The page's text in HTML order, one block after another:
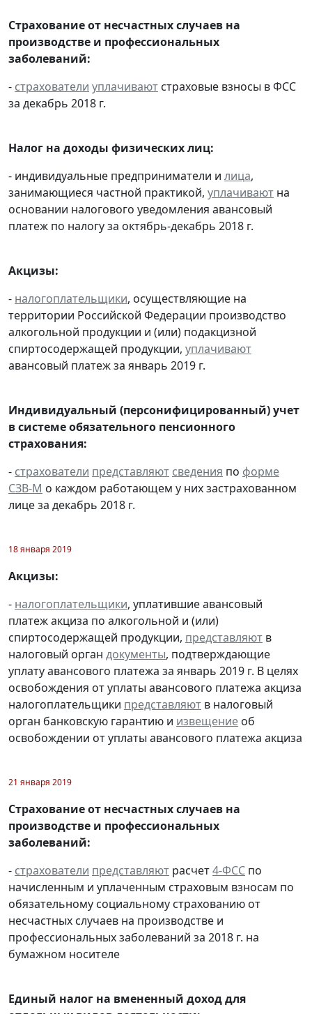
Страхование от несчастных случаев на
производстве и профессиональных
заболеваний:
- страхователи уплачивают страховые взносы в ФСС
за декабрь 2018 г.
Налог на доходы физических лиц:
- индивидуальные предприниматели и лица,
занимающиеся частной практикой, уплачивают на
основании налогового уведомления авансовый
платеж по налогу за октябрь-декабрь 2018 г.
Акцизы:
- налогоплательщики, осуществляющие на
территории Российской Федерации производство
алкогольной продукции и (или) подакцизной
спиртосодержащей продукции, уплачивают
авансовый платеж за январь 2019 г.
Индивидуальный (персонифицированный) учет
в системе обязательного пенсионного
страхования:
- страхователи представляют сведения по форме
СЗВ-М о каждом работающем у них застрахованном
лице за декабрь 2018 г.
18 января 2019
Акцизы:
- налогоплательщики, уплатившие авансовый
платеж акциза по алкогольной и (или)
спиртосодержащей продукции, представляют в
налоговый орган документы, подтверждающие
уплату авансового платежа за январь 2019 г. В целях
освобождения от уплаты авансового платежа акциза
налогоплательщики представляют в налоговый
орган банковскую гарантию и извещение об
освобождении от уплаты авансового платежа акциза
21 января 2019
Страхование от несчастных случаев на
производстве и профессиональных
заболеваний:
- страхователи представляют расчет4-ФСС по
начисленным и уплаченным страховым взносам по
обязательному социальному страхованию от
несчастных случаев на производстве и
профессиональных заболеваний за 2018 г. на
бумажном носителе
Единый налог на вмененный доход для